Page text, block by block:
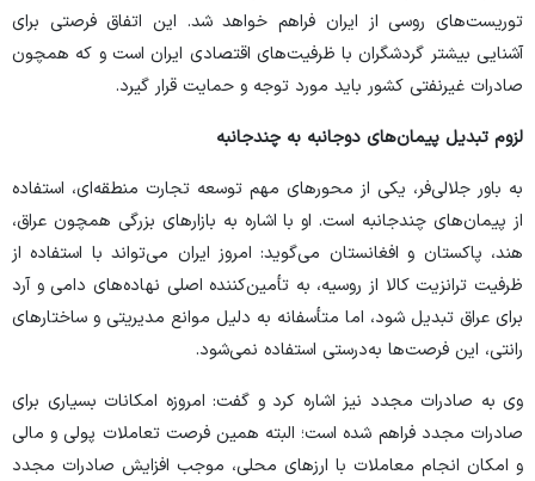
توریست‌های روسی از ایران فراهم خواهد شد. این اتفاق فرصتی برای
آشنایی بیشتر گردشگران با ظرفیت‌های اقتصادی ایران است و که همچون
صادرات غیرنفتی کشور باید مورد توجه و حمایت قرار گیرد.
لزوم تبدیل پیمان‌های دوجانبه به چندجانبه
به باور جلالی‌فر، یکی از محور‌های مهم توسعه تجارت منطقه‌ای، استفاده
از پیمان‌های چندجانبه است. او با اشاره به بازار‌های بزرگی همچون عراق،
هند، پاکستان و افغانستان می‌گوید: امروز ایران می‌تواند با استفاده از
ظرفیت ترانزیت کالا از روسیه، به تأمین‌کننده اصلی نهاده‌های دامی و آرد
برای عراق تبدیل شود، اما متأسفانه به دلیل موانع مدیریتی و ساختار‌های
رانتی، این فرصت‌ها به‌درستی استفاده نمی‌شود.
وی به صادرات مجدد نیز اشاره کرد و گفت: امروزه امکانات بسیاری برای
صادرات مجدد فراهم شده است؛ البته همین فرصت تعاملات پولی و مالی
و امکان انجام معاملات با ارز‌های محلی، موجب افزایش صادرات مجدد